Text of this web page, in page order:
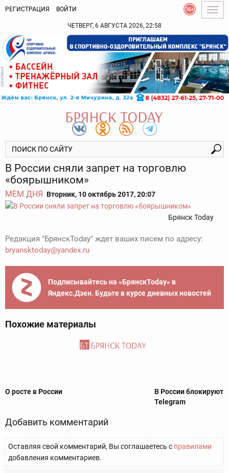
РЕГИСТРАЦИЯ ВОЙТИ
ЧЕТВЕРГ, 6 АВГУСТА 2026, 22:58
В России сняли запрет на торговлю
«боярышником»
МЕМ ДНЯ Вторник, 10 октябрь 2017, 20:07
Брянск Today
Редакция "БрянскToday" ждет ваших писем по адресу:
bryansktoday@yandex.ru
Подписывайтесь на «БрянскToday» в
Яндекс.Дзен. Будьте в курсе дневных новостей
Похожие материалы
О росте в России
В России блокируют
Telegram
Добавить комментарий
Оставляя свой комментарий, Вы соглашаетесь с правилами
добавления комментариев.